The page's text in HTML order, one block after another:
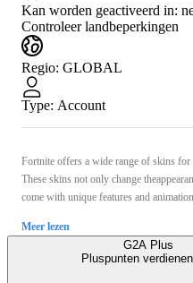
Kan worden geactiveerd in:
Controleer landbeperkingen
Regio: GLOBAL
Type: Account
Fortnite offers a wide range of skins for
These skins not only change
come with unique features and
Meer lezen
G2A Plus
Pluspunten